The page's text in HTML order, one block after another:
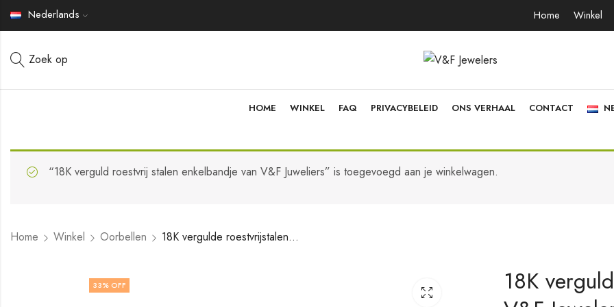
Nederlands Home Winkel
Zoek op
HOME WINKEL FAQ PRIVACYBELEID ONS VERHAAL CONTACT
“18K verguld roestvrij stalen enkelbandje van V&F Juweliers” is toegevoegd aan je winkelwagen.
Home Winkel Oorbellen 18K vergulde roestvrijstalen oorbellen van V&F Jewelers
33% OFF
18K